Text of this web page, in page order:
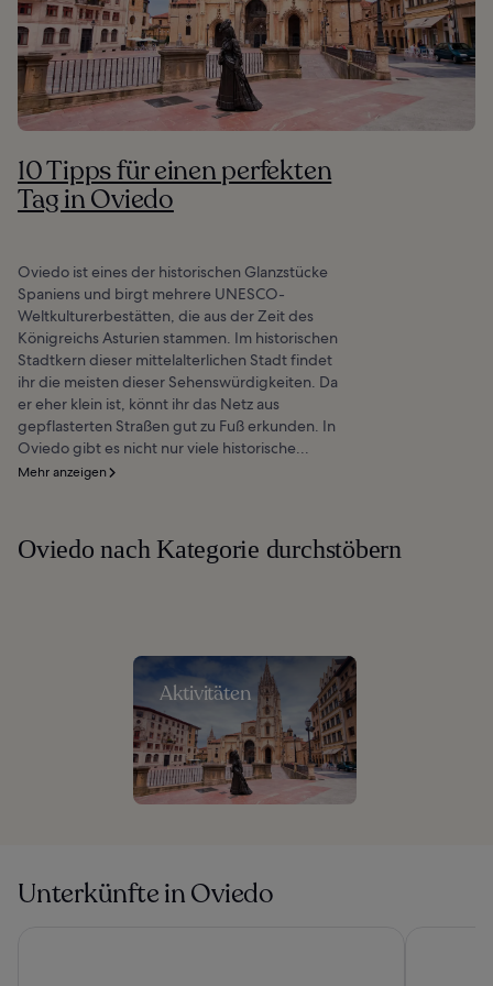
10 Tipps für einen perfekten
Tag in Oviedo
Oviedo ist eines der historischen Glanzstücke
Spaniens und birgt mehrere UNESCO-
Weltkulturerbestätten, die aus der Zeit des
Königreichs Asturien stammen. Im historischen
Stadtkern dieser mittelalterlichen Stadt findet
ihr die meisten dieser Sehenswürdigkeiten. Da
er eher klein ist, könnt ihr das Netz aus
gepflasterten Straßen gut zu Fuß erkunden. In
Oviedo gibt es nicht nur viele historische...
Mehr anzeigen
Oviedo nach Kategorie durchstöbern
Aktivitäten
Unterkünfte in Oviedo